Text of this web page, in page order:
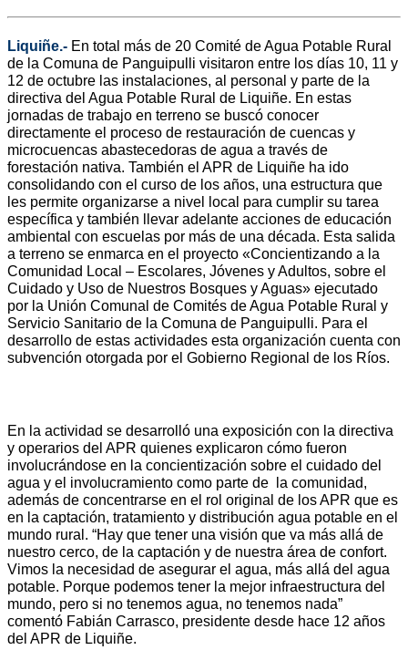
Liquiñe.- En total más de 20 Comité de Agua Potable Rural
de la Comuna de Panguipulli visitaron entre los días 10, 11 y
12 de octubre las instalaciones, al personal y parte de la
directiva del Agua Potable Rural de Liquiñe. En estas
jornadas de trabajo en terreno se buscó conocer
directamente el proceso de restauración de cuencas y
microcuencas abastecedoras de agua a través de
forestación nativa. También el APR de Liquiñe ha ido
consolidando con el curso de los años, una estructura que
les permite organizarse a nivel local para cumplir su tarea
específica y también llevar adelante acciones de educación
ambiental con escuelas por más de una década. Esta salida
a terreno se enmarca en el proyecto «Concientizando a la
Comunidad Local – Escolares, Jóvenes y Adultos, sobre el
Cuidado y Uso de Nuestros Bosques y Aguas» ejecutado
por la Unión Comunal de Comités de Agua Potable Rural y
Servicio Sanitario de la Comuna de Panguipulli. Para el
desarrollo de estas actividades esta organización cuenta con
subvención otorgada por el Gobierno Regional de los Ríos.
En la actividad se desarrolló una exposición con la directiva
y operarios del APR quienes explicaron cómo fueron
involucrándose en la concientización sobre el cuidado del
agua y el involucramiento como parte de la comunidad,
además de concentrarse en el rol original de los APR que es
en la captación, tratamiento y distribución agua potable en el
mundo rural. “Hay que tener una visión que va más allá de
nuestro cerco, de la captación y de nuestra área de confort.
Vimos la necesidad de asegurar el agua, más allá del agua
potable. Porque podemos tener la mejor infraestructura del
mundo, pero si no tenemos agua, no tenemos nada”
comentó Fabián Carrasco, presidente desde hace 12 años
del APR de Liquiñe.